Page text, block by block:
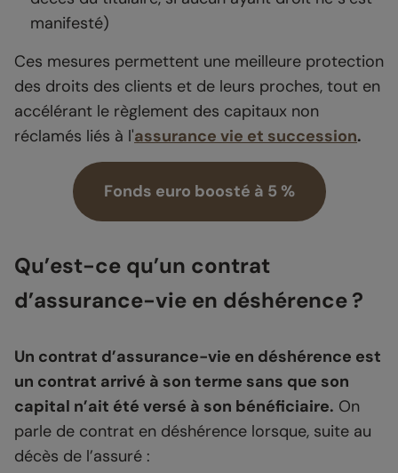
manifesté)
Ces mesures permettent une meilleure protection
des droits des clients et de leurs proches, tout en
accélérant le règlement des capitaux non
réclamés liés à l'assurance vie et succession.
Fonds euro boosté à 5 %
Qu’est-ce qu’un contrat
d’assurance-vie en déshérence ?
Un contrat d’assurance-vie en déshérence est
un contrat arrivé à son terme sans que son
capital n’ait été versé à son bénéficiaire. On
parle de contrat en déshérence lorsque, suite au
décès de l’assuré :